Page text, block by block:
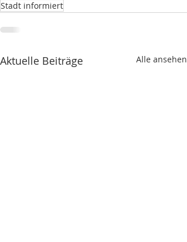
Stadt informiert
Aktuelle Beiträge Alle ansehen